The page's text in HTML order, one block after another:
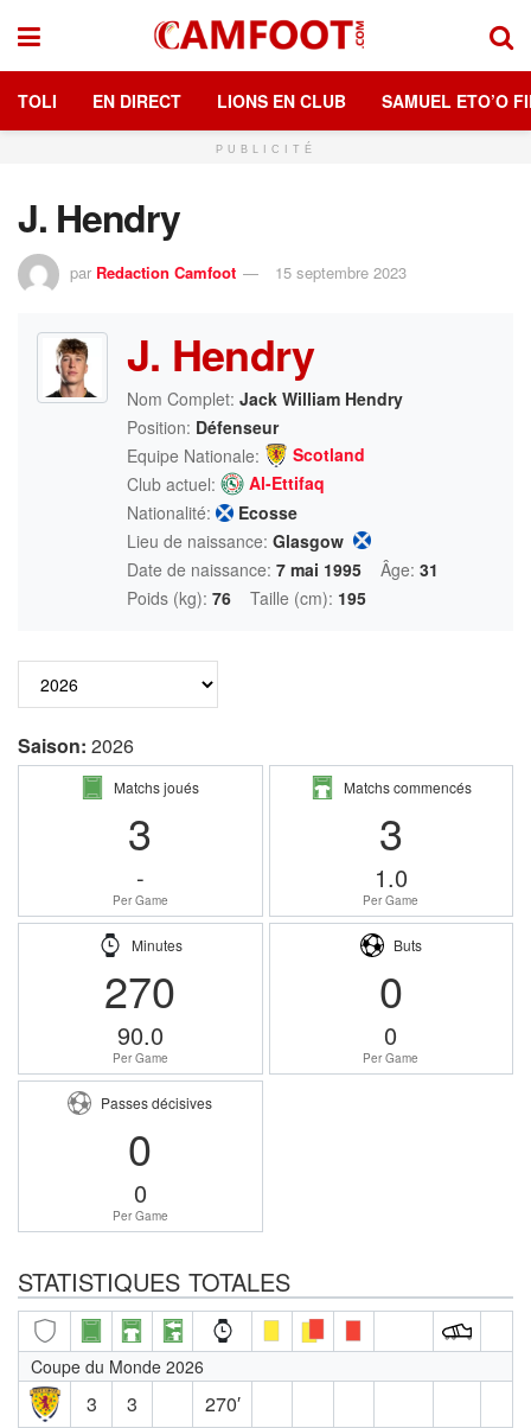
TOLI EN DIRECT LIONS EN CLUB SAMUEL ETO’O
PUBLICITÉ
J. Hendry
par Redaction Camfoot 15 septembre 2023
J. Hendry
Nom Complet: Jack William Hendry
Position: Défenseur
Equipe Nationale:
Scotland
Club actuel:
Al-Ettifaq
Nationalité:
Ecosse
Lieu de naissance: Glasgow
Date de naissance: 7 mai 1995 Âge: 31
Poids (kg): 76 Taille (cm): 195
Saison: 2026
Matchs joués
3
-
Per Game
Matchs commencés
3
1.0
Per Game
Minutes
270
90.0
Per Game
Buts
0
0
Per Game
Passes décisives
0
0
Per Game
STATISTIQUES TOTALES
Coupe du Monde 2026
3 3 270′